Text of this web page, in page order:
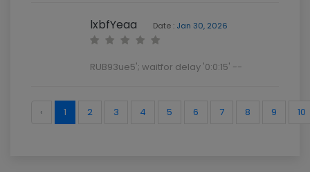
lxbfYeaa Date : Jan 30, 2026
RUB93ue5'; waitfor delay '0:0:15' --
‹ 1 2 3 4 5 6 7 8 9 10